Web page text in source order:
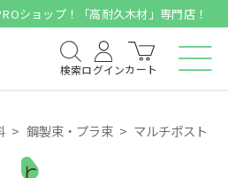
ショップ！「高耐久木材」専門店！
検索ログインカート
鋼製束・プラ束 マルチポスト